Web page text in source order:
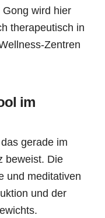
wird hier
therapeutisch in
Zentren
im
gerade im
beweist. Die
und meditativen
und der